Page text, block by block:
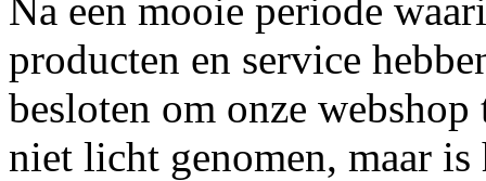
Na een mooie periode
producten en service
besloten om onze
niet licht genomen, maar